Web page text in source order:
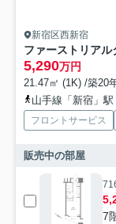
新宿区西新宿
ファーストリアル
5,290万円
21.47㎡ (1K) /築20
山手線「新宿」
フロントサービス
販売中の部屋
7